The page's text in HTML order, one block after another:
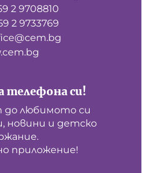
телефона си!
до любимото си
новини и детско
приложение!
2 9708810
2 9733769